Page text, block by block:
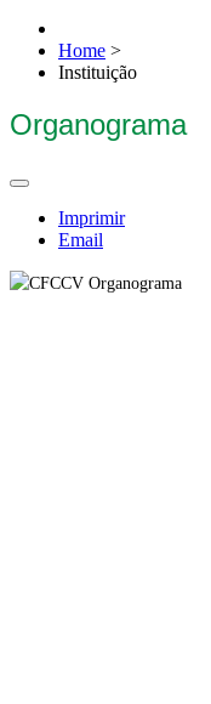
Home >
Instituição
Organograma
Imprimir
Email